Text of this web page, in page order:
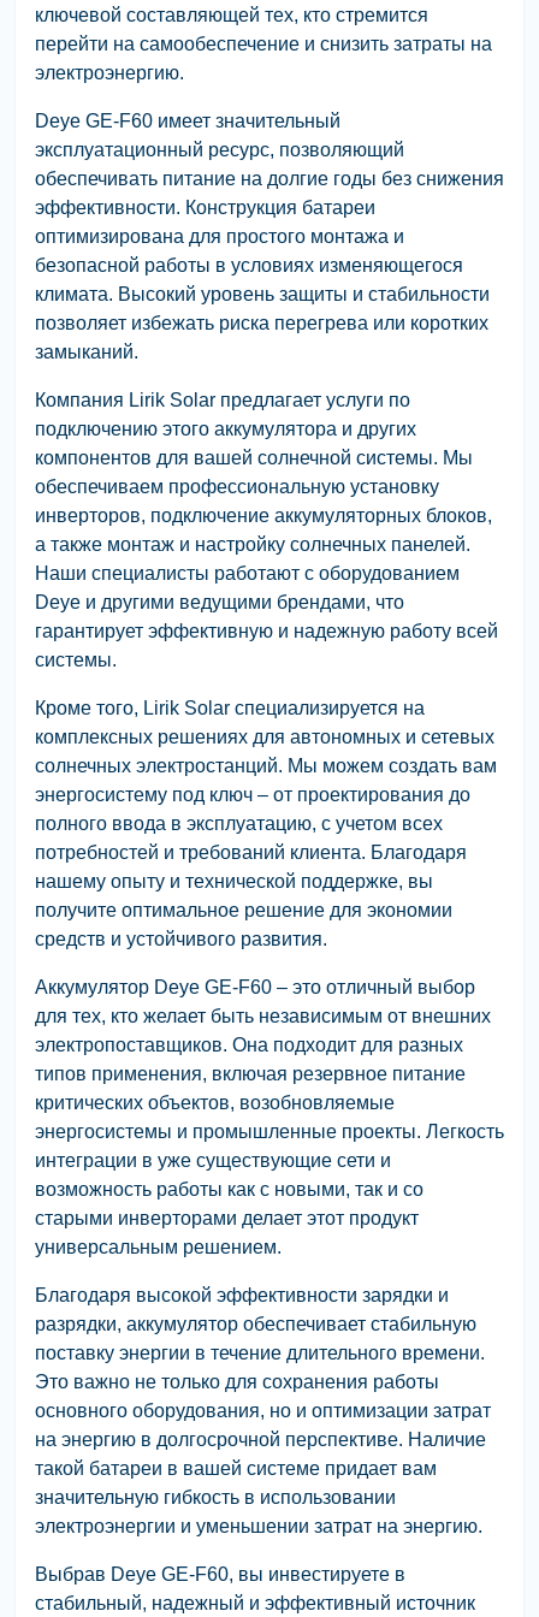
ключевой составляющей тех, кто стремится
перейти на самообеспечение и снизить затраты на
электроэнергию.
Deye GE-F60 имеет значительный
эксплуатационный ресурс, позволяющий
обеспечивать питание на долгие годы без снижения
эффективности. Конструкция батареи
оптимизирована для простого монтажа и
безопасной работы в условиях изменяющегося
климата. Высокий уровень защиты и стабильности
позволяет избежать риска перегрева или коротких
замыканий.
Компания Lirik Solar предлагает услуги по
подключению этого аккумулятора и других
компонентов для вашей солнечной системы. Мы
обеспечиваем профессиональную установку
инверторов, подключение аккумуляторных блоков,
а также монтаж и настройку солнечных панелей.
Наши специалисты работают с оборудованием
Deye и другими ведущими брендами, что
гарантирует эффективную и надежную работу всей
системы.
Кроме того, Lirik Solar специализируется на
комплексных решениях для автономных и сетевых
солнечных электростанций. Мы можем создать вам
энергосистему под ключ – от проектирования до
полного ввода в эксплуатацию, с учетом всех
потребностей и требований клиента. Благодаря
нашему опыту и технической поддержке, вы
получите оптимальное решение для экономии
средств и устойчивого развития.
Аккумулятор Deye GE-F60 – это отличный выбор
для тех, кто желает быть независимым от внешних
электропоставщиков. Она подходит для разных
типов применения, включая резервное питание
критических объектов, возобновляемые
энергосистемы и промышленные проекты. Легкость
интеграции в уже существующие сети и
возможность работы как с новыми, так и со
старыми инверторами делает этот продукт
универсальным решением.
Благодаря высокой эффективности зарядки и
разрядки, аккумулятор обеспечивает стабильную
поставку энергии в течение длительного времени.
Это важно не только для сохранения работы
основного оборудования, но и оптимизации затрат
на энергию в долгосрочной перспективе. Наличие
такой батареи в вашей системе придает вам
значительную гибкость в использовании
электроэнергии и уменьшении затрат на энергию.
Выбрав Deye GE-F60, вы инвестируете в
стабильный, надежный и эффективный источник